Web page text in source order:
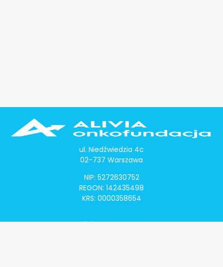
ul. Niedźwiedzia 4c
02-737 Warszawa
NIP: 5272630752
REGON: 142435498
KRS: 0000358654
Alivia Onkomapa